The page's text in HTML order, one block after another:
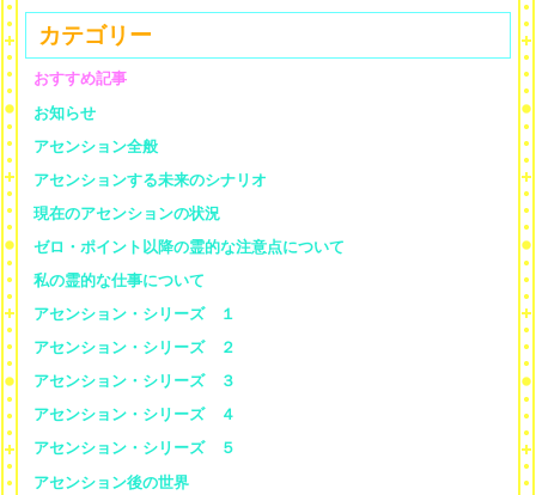
カテゴリー
おすすめ記事
お知らせ
アセンション全般
アセンションする未来のシナリオ
現在のアセンションの状況
ゼロ・ポイント以降の霊的な注意点について
私の霊的な仕事について
アセンション・シリーズ １
アセンション・シリーズ ２
アセンション・シリーズ ３
アセンション・シリーズ ４
アセンション・シリーズ ５
アセンション後の世界